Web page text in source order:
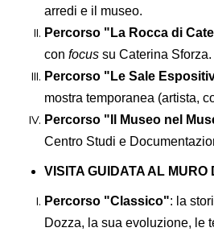
ENOTECA
REGIONALE
arredi e il museo.
Percorso " La Rocca di
con focus su Caterina Sforza.
Percorso "Le Sale
mostra temporanea (artista,
Percorso "Il Museo nel
Centro Studi e
VISITA GUIDATA AL MURO
Percorso "Classico": l a
Dozza, la sua evoluzione, le